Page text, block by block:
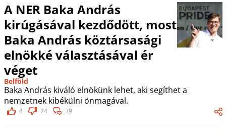
A NER Baka András
kirúgásával kezdődött, most
Baka András köztársasági
elnökké választásával ér
véget
Belföld
Baka András kiváló elnökünk lehet, aki segíthet a
nemzetnek kibékülni önmagával.
4 24 39